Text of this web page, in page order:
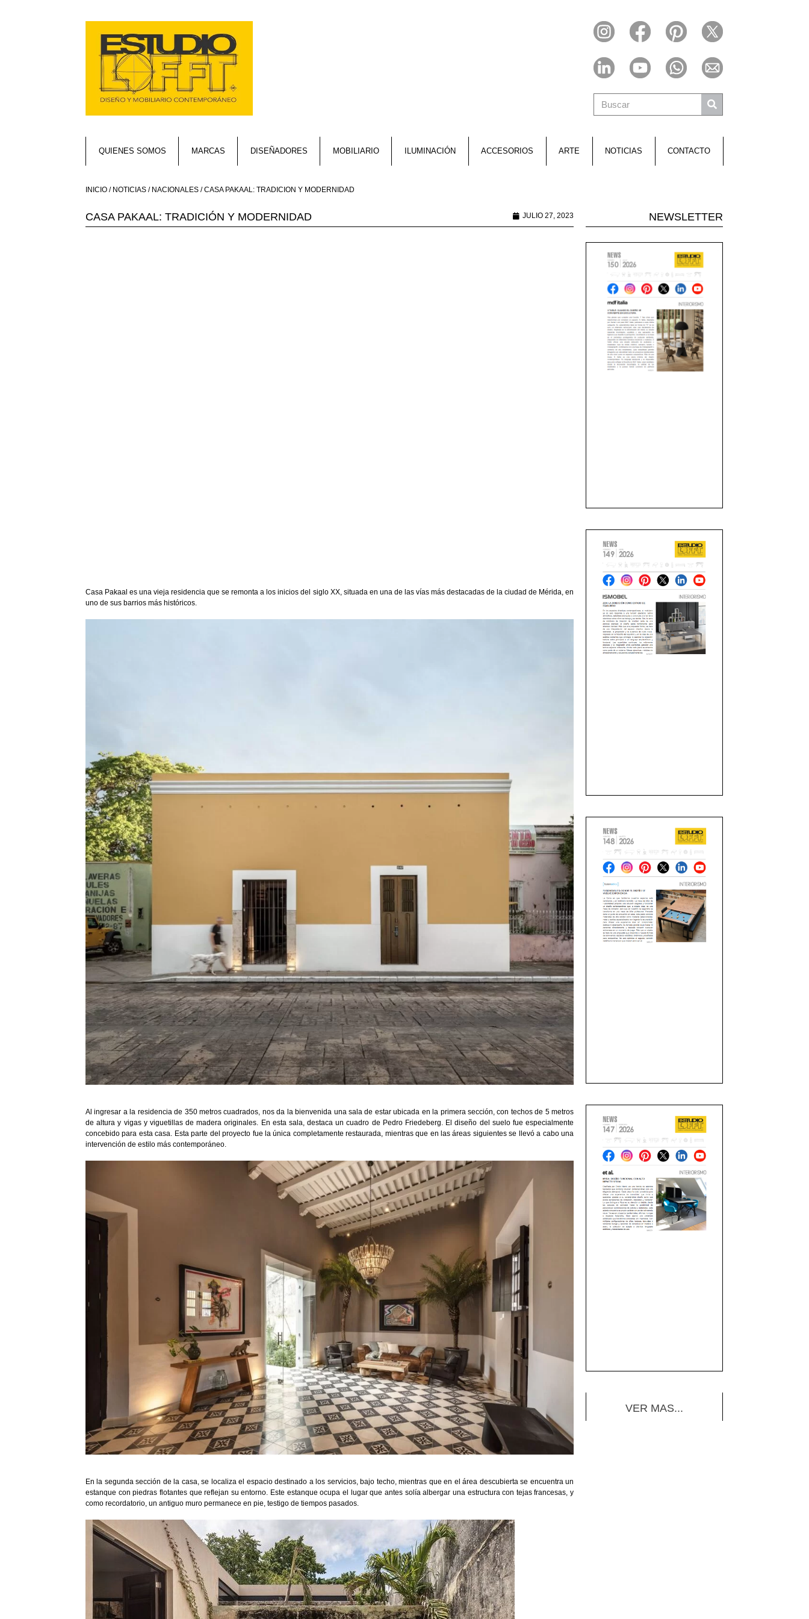
QUIENES SOMOS MARCAS DISEÑADORES MOBILIARIO ILUMINACIÓN ACCESORIOS ARTE NOTICIAS CONTACTO
INICIO / NOTICIAS / NACIONALES / CASA PAKAAL: TRADICIÓN Y MODERNIDAD
CASA PAKAAL: TRADICIÓN Y MODERNIDAD JULIO 27, 2023
Casa Pakaal es una vieja residencia que se remonta a los inicios del siglo XX, situada en una de las vías más destacadas de la ciudad de Mérida, en
uno de sus barrios más históricos.
Al ingresar a la residencia de 350 metros cuadrados, nos da la bienvenida una sala de estar ubicada en la primera sección, con techos de 5 metros
de altura y vigas y viguetillas de madera originales. En esta sala, destaca un cuadro de Pedro Friedeberg. El diseño del suelo fue especialmente
concebido para esta casa. Esta parte del proyecto fue la única completamente restaurada, mientras que en las áreas siguientes se llevó a cabo una
intervención de estilo más contemporáneo.
En la segunda sección de la casa, se localiza el espacio destinado a los servicios, bajo techo, mientras que en el área descubierta se encuentra un
estanque con piedras flotantes que reflejan su entorno. Este estanque ocupa el lugar que antes solía albergar una estructura con tejas francesas, y
como recordatorio, un antiguo muro permanece en pie, testigo de tiempos pasados.
NEWSLETTER
VER MAS...